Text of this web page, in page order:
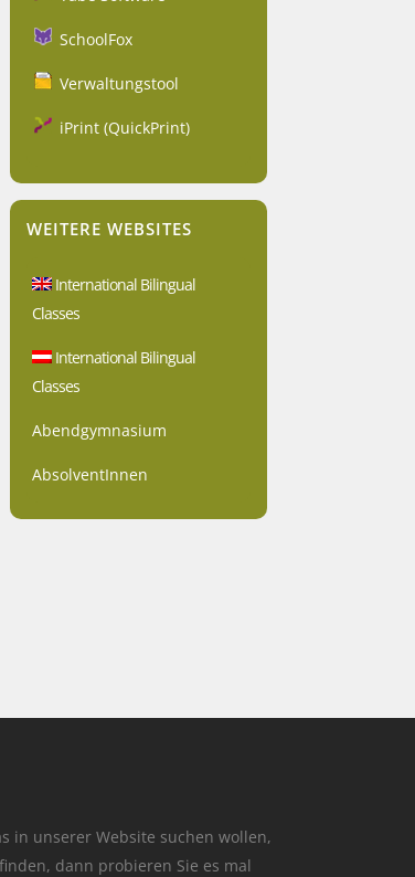
SchoolFox
Verwaltungstool
iPrint (QuickPrint)
WEITERE WEBSITES
International Bilingual
Classes
International Bilingual
Classes
Abendgymnasium
AbsolventInnen
in unserer Website suchen wollen,
dann probieren Sie es mal